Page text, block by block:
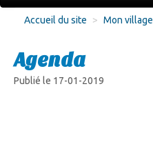
Culture Loisirs
Accueil du site > Mon village
Agenda
Publié le 17-01-2019